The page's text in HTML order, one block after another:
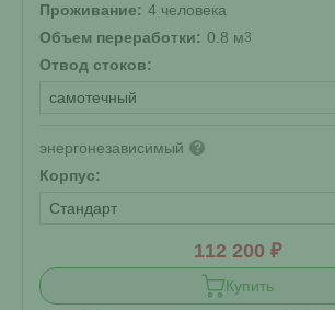
Проживание: 4 человека
Объем переработки: 0.8 м3
Отвод стоков:
самотечный
энергонезависимый ?
Корпус:
Стандарт
112 200 ₽
Купить